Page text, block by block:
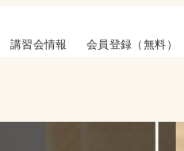
講習会情報 会員登録（無料）